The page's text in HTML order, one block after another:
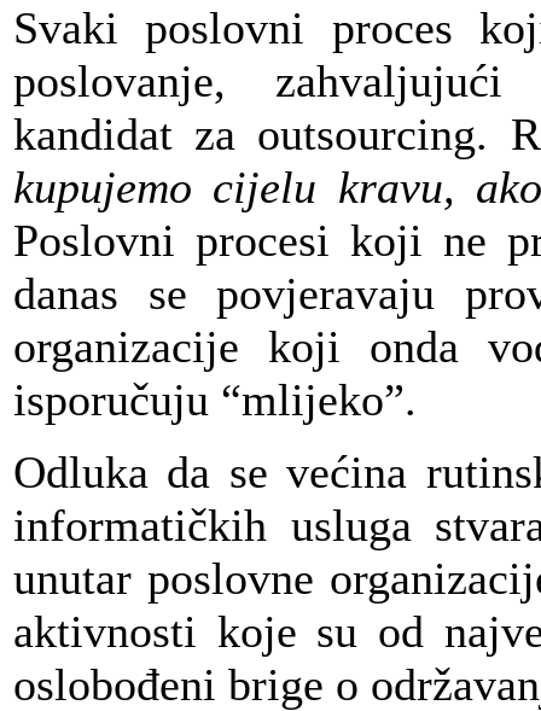
Svaki poslovni proces
poslovanje,
kandidat za outsourcing.
kupujemo cijelu kravu,
Poslovni procesi koji ne
danas se povjeravaju
organizacije koji onda
isporučuju “mlijeko”.
Odluka da se većina
informatičkih usluga
unutar poslovne
aktivnosti koje su od
oslobođeni brige o